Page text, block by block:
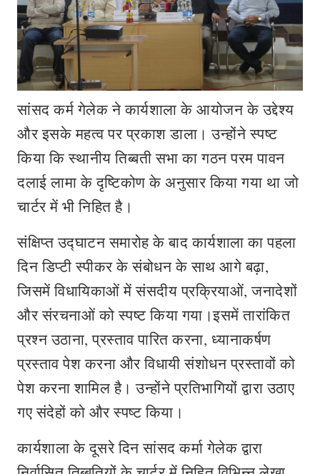
सांसद कर्म गेलेक ने कार्यशाला के आयोजन के उद्देश्य
और इसके महत्व पर प्रकाश डाला। उन्होंने स्पष्ट
किया कि स्थानीय तिब्बती सभा का गठन परम पावन
दलाई लामा के दृष्टिकोण के अनुसार किया गया था जो
चार्टर में भी निहित है।
संक्षिप्त उद्घाटन समारोह के बाद कार्यशाला का पहला
दिन डि‍प्‍टी स्‍पीकर के संबोधन के साथ आगे बढ़ा,
जिसमें विधायिकाओं में संसदीय प्रक्रियाओं, जनादेशों
और संरचनाओं को स्पष्ट किया गया।इसमें तारांकित
प्रश्न उठाना, प्रस्ताव पारित करना, ध्यानाकर्षण
प्रस्ताव पेश करना और विधायी संशोधन प्रस्तावों को
पेश करना शामिल है। उन्होंने प्रतिभागियों द्वारा उठाए
गए संदेहों को और स्पष्ट किया।
कार्यशाला के दूसरे दिन सांसद कर्मा गेलेक द्वारा